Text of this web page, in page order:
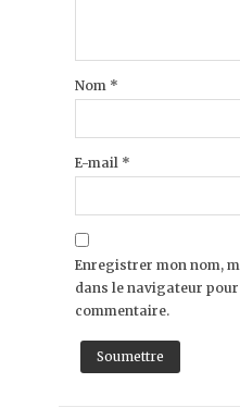
Nom *
E-mail *
Enregistrer mon nom,
dans le navigateur
commentaire.